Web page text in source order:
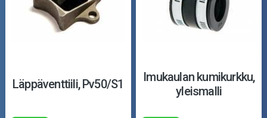
Läppäventtiili, Pv50/S1
Imukaulan kumikurkku,
yleismalli